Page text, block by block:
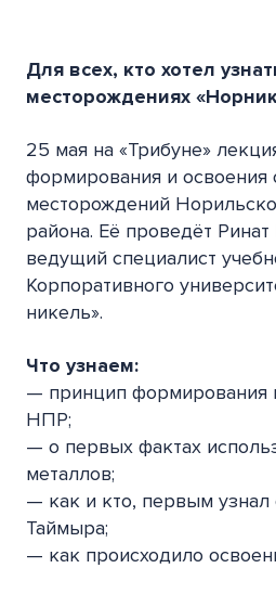
Для всех, кто хотел
месторождениях
25 мая на «Трибуне»
формирования и освоения
месторождений
района. Её проведёт
ведущий специалист
Корпоративного
никель».
Что узнаем:
— принцип формирования
НПР;
— о первых фактах
металлов;
— как и кто, первым
Таймыра;
— как происходило